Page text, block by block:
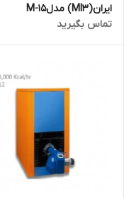
ایران(MI3) مدلM-15
تماس بگیرید